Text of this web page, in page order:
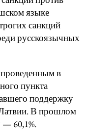
языке
санкций
русскоязычных
в
пункта
поддержку
В прошлом
— 60,1%.